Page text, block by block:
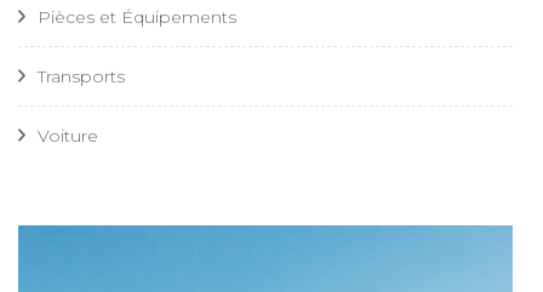
Pièces et Équipements
Transports
Voiture